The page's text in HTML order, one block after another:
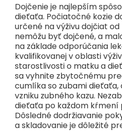
Dojčenie je najlepším
dieťaťa. Počiatočné kozie
určené na výživu dojčiat
nemôžu byť dojčené, a
na základe odporúčania
kvalifikovanej v oblasti
starostlivosti o matku a
sa vyhnite zbytočnému
cumlíka so zubami dieťaťa,
vzniku zubného kazu.
dieťaťa po každom kŕmení
Dôsledné dodržiavanie
a skladovanie je dôležité